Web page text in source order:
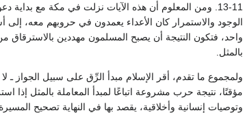
11-13. ومن المعلوم أن هذه الآيات نزلت في مكة مع
الوجود والاستمرار كان الأعداء يعمدون في حروبهم معه،
واحد، فتكون النتيجة أن يصبح المسلمون مهددين بالاسترقاق
بالمثل.
ولمجموع ما تقدم، أقر الإسلام مبدأ الرِّق على سبيل الجواز ـ
مؤقتًا، نتيجة حرب مشروعة اتباعًا لمبدأ المعاملة بالمثل
وتوصيات إنسانية وأخلاقية، يقصد بها في النهاية تصحيح